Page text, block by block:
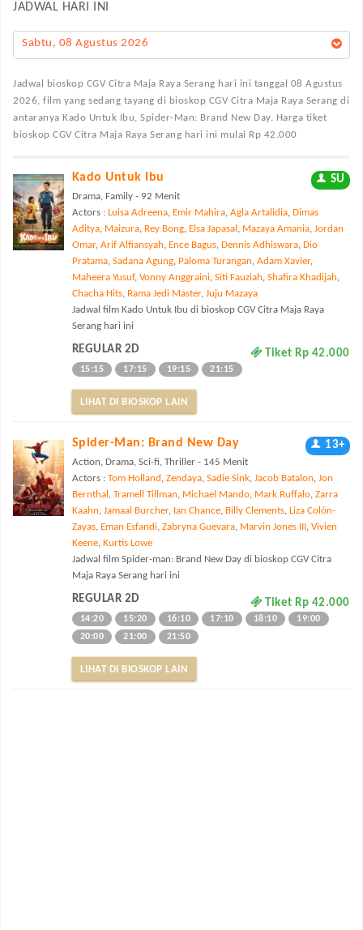
JADWAL HARI INI
Sabtu, 08 Agustus 2026
Jadwal bioskop CGV Citra Maja Raya Serang hari ini tanggal 08 Agustus
2026, film yang sedang tayang di bioskop CGV Citra Maja Raya Serang di
antaranya Kado Untuk Ibu, Spider-Man: Brand New Day. Harga tiket
bioskop CGV Citra Maja Raya Serang hari ini mulai Rp 42.000
Kado Untuk Ibu SU
Drama, Family - 92 Menit
Actors : Luisa Adreena, Emir Mahira, Agla Artalidia, Dimas
Aditya, Maizura, Rey Bong, Elsa Japasal , Mazaya Amania, Jordan
Omar, Arif Alfiansyah, Ence Bagus, Dennis Adhiswara, Dio
Pratama, Sadana Agung, Paloma Turangan, Adam Xavier,
Maheera Yusuf, Vonny Anggraini, Siti Fauziah, Shafira Khadijah,
Chacha Hits, Rama Jedi Master, Juju Mazaya
Jadwal film Kado Untuk Ibu di bioskop CGV Citra Maja Raya
Serang hari ini
REGULAR 2D Tiket Rp 42.000
15:15 17:15 19:15 21:15
LIHAT DI BIOSKOP LAIN
Spider-Man: Brand New Day 13+
Action, Drama, Sci-fi, Thriller - 145 Menit
Actors : Tom Holland , Zendaya, Sadie Sink, Jacob Batalon, Jon
Bernthal , Tramell Tillman, Michael Mando, Mark Ruffalo, Zarra
Kaahn, Jamaal Burcher, Ian Chance, Billy Clements, Liza Colón-
Zayas, Eman Esfandi, Zabryna Guevara, Marvin Jones III, Vivien
Keene, Kurtis Lowe
Jadwal film Spider-man: Brand New Day di bioskop CGV Citra
Maja Raya Serang hari ini
REGULAR 2D Tiket Rp 42.000
14:20 15:20 16:10 17:10 18:10
19:00
20:00
21:00 21:50
LIHAT DI BIOSKOP LAIN